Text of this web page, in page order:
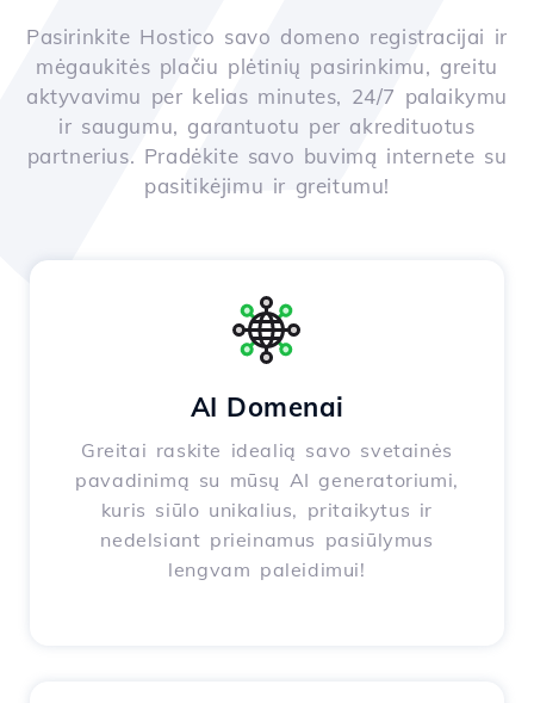
Pasirinkite Hostico savo domeno registracijai ir
mėgaukitės plačiu plėtinių pasirinkimu, greitu
aktyvavimu per kelias minutes, 24/7 palaikymu
ir saugumu, garantuotu per akredituotus
partnerius. Pradėkite savo buvimą internete su
pasitikėjimu ir greitumu!
AI Domenai
Greitai raskite idealią savo svetainės
pavadinimą su mūsų AI generatoriumi,
kuris siūlo unikalius, pritaikytus ir
nedelsiant prieinamus pasiūlymus
lengvam paleidimui!